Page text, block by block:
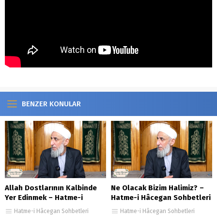
BENZER KONULAR
Allah Dostlarının Kalbinde
Yer Edinmek – Hatme-i
Hâcegan Sohbetleri 130.
Hatme-i Hâcegan Sohbetleri
Ne Olacak Bizim Halimiz? –
Hatme-i Hâcegan Sohbetleri
101. Bölüm
Hatme-i Hâcegan Sohbetleri